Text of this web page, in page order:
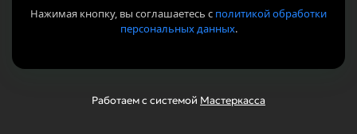
Нажимая кнопку, вы соглашаетесь с политикой обработки
персональных данных.
Работаем с системой Мастеркасса